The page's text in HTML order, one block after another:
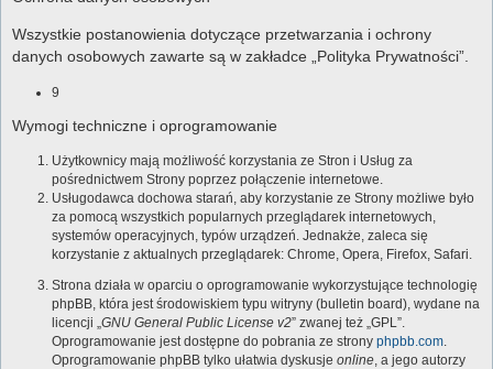
Wszystkie postanowienia dotyczące przetwarzania i ochrony
danych osobowych zawarte są w zakładce „Polityka Prywatności”.
9
Wymogi techniczne i oprogramowanie
Użytkownicy mają możliwość korzystania ze Stron i Usług za
pośrednictwem Strony poprzez połączenie internetowe.
Usługodawca dochowa starań, aby korzystanie ze Strony możliwe było
za pomocą wszystkich popularnych przeglądarek internetowych,
systemów operacyjnych, typów urządzeń. Jednakże, zaleca się
korzystanie z aktualnych przeglądarek: Chrome, Opera, Firefox, Safari.
Strona działa w oparciu o oprogramowanie wykorzystujące technologię
phpBB, która jest środowiskiem typu witryny (bulletin board), wydane na
licencji „ GNU General Public License v2” zwanej też „GPL”.
Oprogramowanie jest dostępne do pobrania ze strony phpbb.com
Oprogramowanie phpBB tylko ułatwia dyskusje online , a jego autorzy